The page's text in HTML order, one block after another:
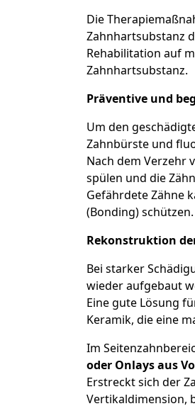
Die
Zahnhartsubstanz
Rehabilitation auf
Zahnhartsubstanz.
Präventive und
Um den
Zahnbürste und
Nach dem Verzehr
spülen und die
Gefährdete Zähne
(Bonding) schützen.
Rekonstruktion
Bei starker
wieder aufgebaut
Eine gute Lösung
Keramik, die eine
Im
oder Onlays aus
Erstreckt sich der
Vertikaldimension,